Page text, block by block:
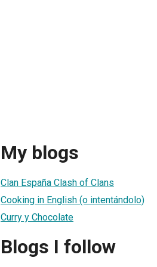
My blogs
Clan España Clash of Clans
Cooking in English (o intentándolo)
Curry y Chocolate
Blogs I follow